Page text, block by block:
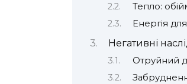
Тепло:
Енергія
Негативні
Отруйний